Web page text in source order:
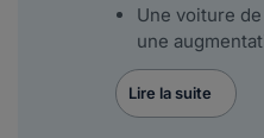
Une voiture
une
Lire la suite